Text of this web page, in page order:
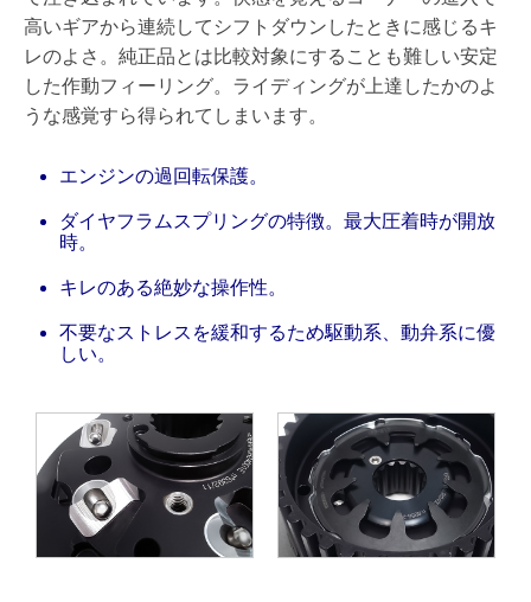
高いギアから連続してシフトダウンしたときに感じるキ
レのよさ。純正品とは比較対象にすることも難しい安定
した作動フィーリング。ライディングが上達したかのよ
うな感覚すら得られてしまいます。
エンジンの過回転保護。
ダイヤフラムスプリングの特徴。最大圧着時が開放
時。
キレのある絶妙な操作性。
不要なストレスを緩和するため駆動系、動弁系に優
しい。